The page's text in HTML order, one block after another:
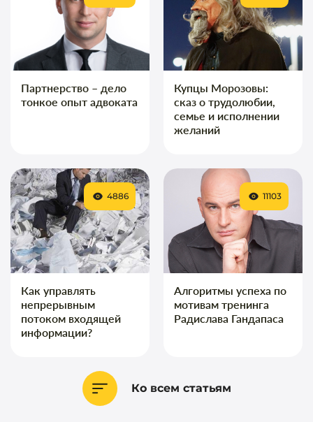
Партнерство – дело
тонкое опыт адвоката
Купцы Морозовы:
сказ о трудолюбии,
семье и исполнении
желаний
Как управлять
непрерывным
потоком входящей
информации?
4886
Алгоритмы успеха по
мотивам тренинга
Радислава Гандапаса
11103
Ко всем статьям